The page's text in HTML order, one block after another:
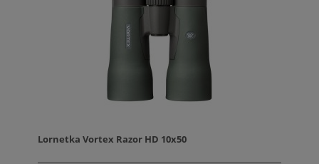
Lornetka Vortex Razor HD 10x50